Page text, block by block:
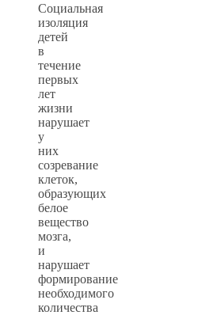
Социальная
изоляция
детей
в
течение
первых
лет
жизни
нарушает
у
них
созревание
клеток,
образующих
белое
вещество
мозга,
и
нарушает
формирование
необходимого
количества